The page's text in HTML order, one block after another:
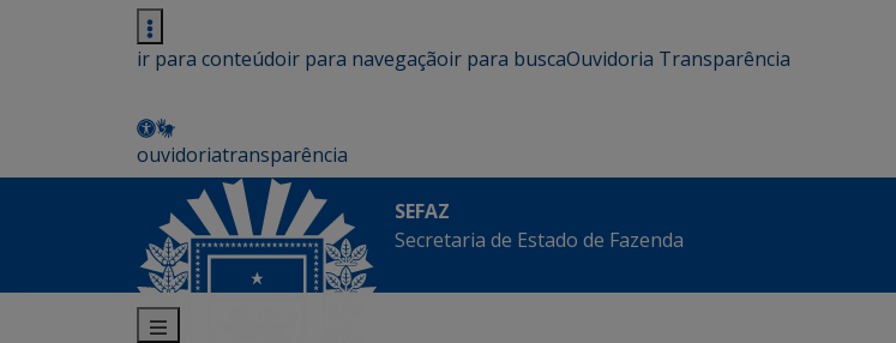
ir para conteúdoir para navegaçãoir para buscaOuvidoria Transparência
ouvidoriatransparência
SEFAZ
Secretaria de Estado de Fazenda